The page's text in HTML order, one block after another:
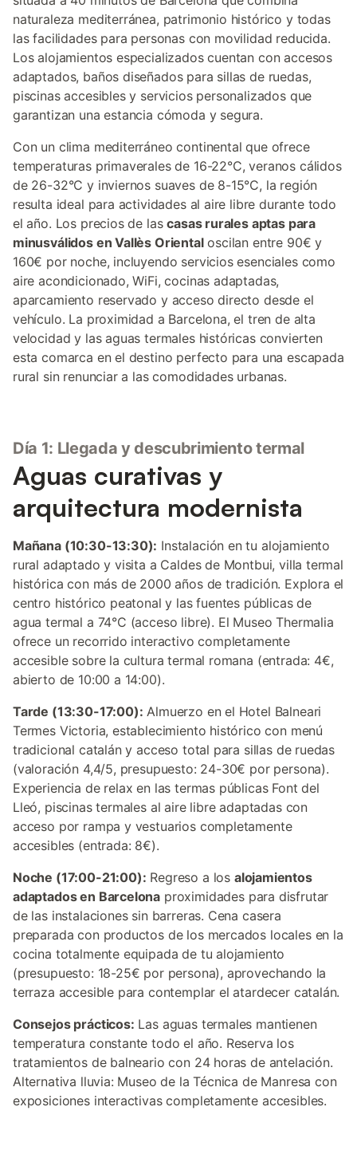
naturaleza mediterránea, patrimonio histórico y todas
las facilidades para personas con movilidad reducida.
Los alojamientos especializados cuentan con accesos
adaptados, baños diseñados para sillas de ruedas,
piscinas accesibles y servicios personalizados que
garantizan una estancia cómoda y segura.
Con un clima mediterráneo continental que ofrece
temperaturas primaverales de 16-22°C, veranos cálidos
de 26-32°C y inviernos suaves de 8-15°C, la región
resulta ideal para actividades al aire libre durante todo
el año. Los precios de lascasas rurales aptas para
minusválidos en Vallès Orientaloscilan entre 90€ y
160€ por noche, incluyendo servicios esenciales como
aire acondicionado, WiFi, cocinas adaptadas,
aparcamiento reservado y acceso directo desde el
vehículo. La proximidad a Barcelona, el tren de alta
velocidad y las aguas termales históricas convierten
esta comarca en el destino perfecto para una escapada
rural sin renunciar a las comodidades urbanas.
Día 1: Llegada y descubrimiento termal
Aguas curativas y
arquitectura modernista
Mañana (10:30-13:30): Instalación en tu alojamiento
rural adaptado y visita a Caldes de Montbui, villa termal
histórica con más de 2000 años de tradición. Explora el
centro histórico peatonal y las fuentes públicas de
agua termal a 74°C (acceso libre). El Museo Thermalia
ofrece un recorrido interactivo completamente
accesible sobre la cultura termal romana (entrada: 4€,
abierto de 10:00 a 14:00).
Tarde (13:30-17:00): Almuerzo en el Hotel Balneari
Termes Victoria, establecimiento histórico con menú
tradicional catalán y acceso total para sillas de ruedas
(valoración 4,4/5, presupuesto: 24-30€ por persona).
Experiencia de relax en las termas públicas Font del
Lleó, piscinas termales al aire libre adaptadas con
acceso por rampa y vestuarios completamente
accesibles (entrada: 8€).
Noche (17:00-21:00): Regreso a los alojamientos
adaptados en Barcelona proximidades para disfrutar
de las instalaciones sin barreras. Cena casera
preparada con productos de los mercados locales en la
cocina totalmente equipada de tu alojamiento
(presupuesto: 18-25€ por persona), aprovechando la
terraza accesible para contemplar el atardecer catalán.
Consejos prácticos: Las aguas termales mantienen
temperatura constante todo el año. Reserva los
tratamientos de balneario con 24 horas de antelación.
Alternativa lluvia: Museo de la Técnica de Manresa con
exposiciones interactivas completamente accesibles.